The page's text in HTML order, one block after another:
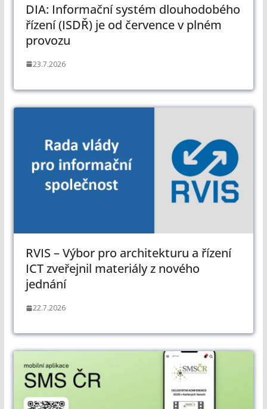
DIA: Informační systém dlouhodobého
řízení (ISDŘ) je od července v plném
provozu
23.7.2026
RVIS – Výbor pro architekturu a řízení
ICT zveřejnil materiály z nového
jednání
22.7.2026